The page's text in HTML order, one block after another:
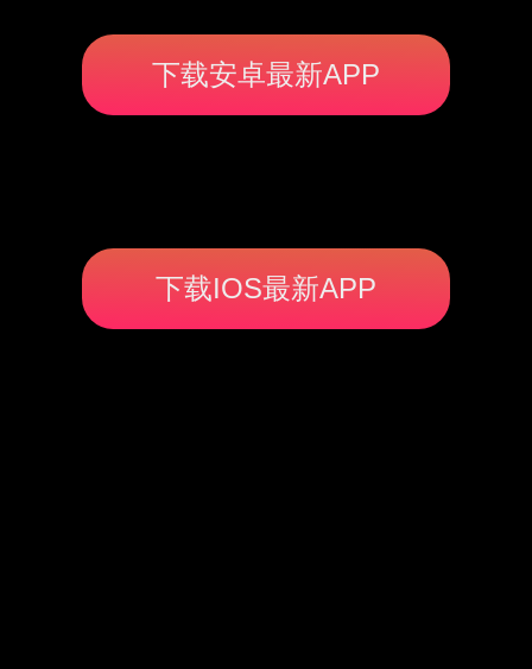
下载安卓最新APP
下载IOS最新APP